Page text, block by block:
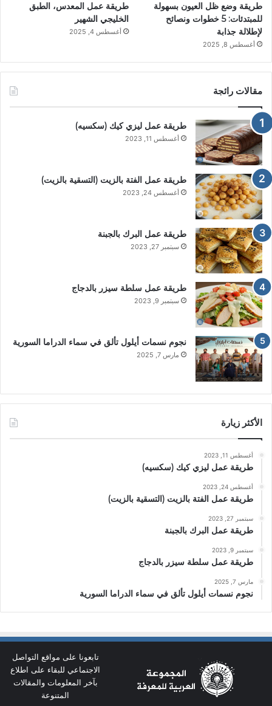
طريقة وضع ظل العيون بسهولة
للمبتدئات: 5 خطوات ونصائح
لإطلالة جذابة
أغسطس 8, 2025
طريقة عمل المعدس، الطبق
الخليجي الشهير
أغسطس 4, 2025
مقالات رائجة
طريقة عمل ليزي كيك (سكسيه)
أغسطس 11, 2023
طريقة عمل الفتة بالزيت (التسقية بالزيت)
أغسطس 24, 2023
طريقة عمل البرك بالجبنة
سبتمبر 27, 2023
طريقة عمل سلطة سيزر بالدجاج
سبتمبر 9, 2023
نجوم نسمات أيلول تألق في سماء الدراما السورية
مارس 7, 2025
الأكثر زيارة
أغسطس 11, 2023
طريقة عمل ليزي كيك (سكسيه)
أغسطس 24, 2023
طريقة عمل الفتة بالزيت (التسقية بالزيت)
سبتمبر 27, 2023
طريقة عمل البرك بالجبنة
سبتمبر 9, 2023
طريقة عمل سلطة سيزر بالدجاج
مارس 7, 2025
نجوم نسمات أيلول تألق في سماء الدراما السورية
تابعونا على مواقع التواصل
الاجتماعي للبقاء على اطلاع
بآخر المعلومات والمقالات
المتنوعة